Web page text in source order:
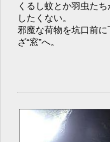
くるし蚊とか羽虫た
したくない。
邪魔な荷物を坑口前
ざ“窓”へ。